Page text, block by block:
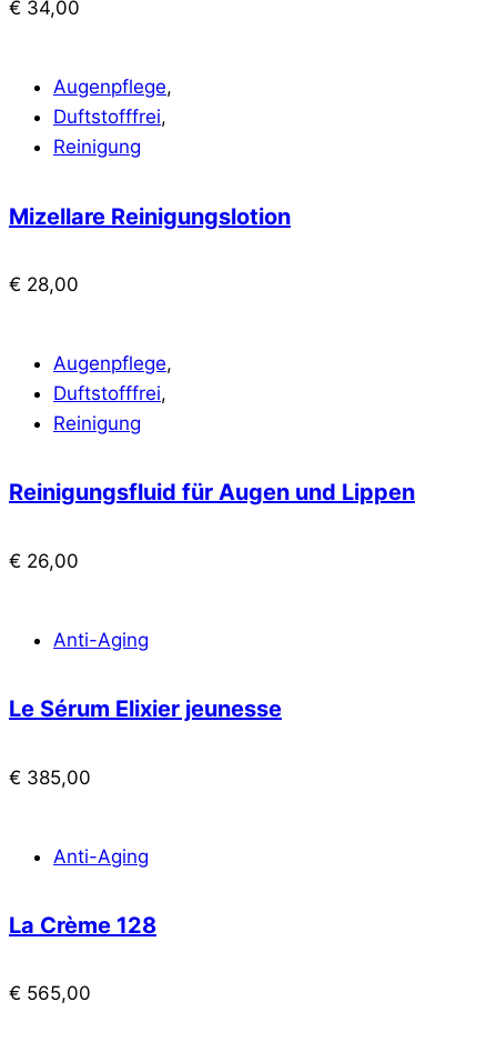
€ 34,00
Augenpflege,
Duftstofffrei,
Reinigung
Mizellare Reinigungslotion
€ 28,00
Augenpflege,
Duftstofffrei,
Reinigung
Reinigungsfluid für Augen und Lippen
€ 26,00
Anti-Aging
Le Sérum Elixier jeunesse
€ 385,00
Anti-Aging
La Crème 128
€ 565,00